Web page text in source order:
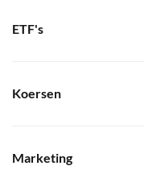
ETF's
Koersen
Marketing